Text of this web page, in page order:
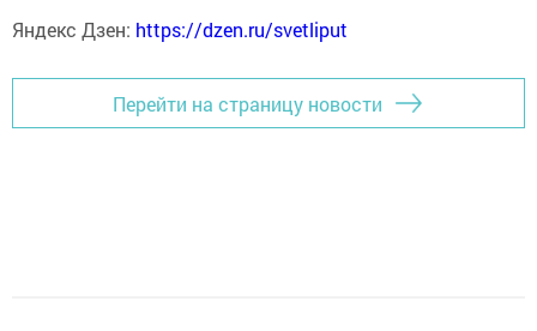
Яндекс Дзен: https://dzen.ru/svetliput
Перейти на страницу новости